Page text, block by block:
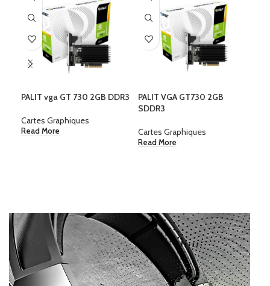
PALIT vga GT 730 2GB DDR3
Cartes Graphiques
Read More
PALIT VGA GT730 2GB
SDDR3
Cartes Graphiques
Read More